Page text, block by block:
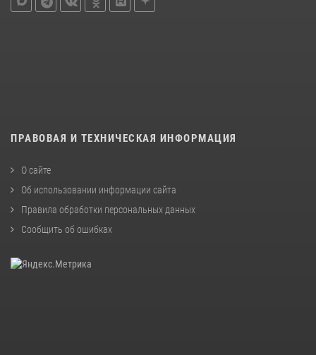
ПРАВОВАЯ И ТЕХНИЧЕСКАЯ ИНФОРМАЦИЯ
О сайте
Об использовании информации сайта
Правила обработки персональных данных
Сообщить об ошибках